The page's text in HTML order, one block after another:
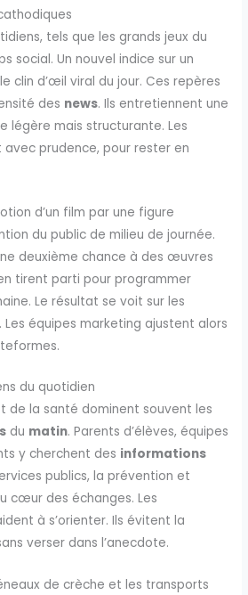
tels que les grands jeux du
social. Un nouvel indice sur un
clin d’œil viral du jour. Ces repères
des news. Ils entretiennent une
légère mais structurante. Les
avec prudence, pour rester en
d’un film par une figure
du public de milieu de journée.
deuxième chance à des œuvres
tirent parti pour programmer
Le résultat se voit sur les
équipes marketing ajustent alors
du quotidien
de la santé dominent souvent les
du matin. Parents d’élèves, équipes
y cherchent des informations
publics, la prévention et
cœur des échanges. Les
à s’orienter. Ils évitent la
verser dans l’anecdote.
de crèche et les transports